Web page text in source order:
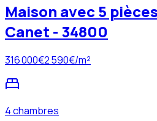
Maison avec 5
Canet - 34800
316 000€2 590€/m²
4 chambres